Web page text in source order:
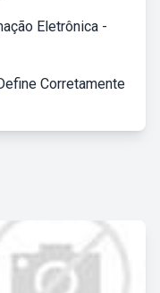
Eletrônica -
Corretamente